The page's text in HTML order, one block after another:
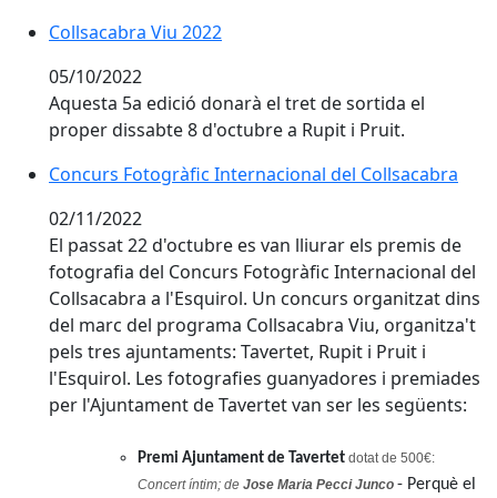
Collsacabra Viu 2022
Collsacabra Viu 2022
05/10/2022
Aquesta 5a edició donarà el tret de sortida el
proper dissabte 8 d'octubre a Rupit i Pruit.
Concurs Fotogràfic Internacional del Collsacabra
Concurs Fotogràfic Internacional del Collsacabra
02/11/2022
El passat 22 d'octubre es van lliurar els premis de
fotografia del Concurs Fotogràfic Internacional del
Collsacabra a l'Esquirol. Un concurs organitzat dins
del marc del programa Collsacabra Viu, organitza't
pels tres ajuntaments: Tavertet, Rupit i Pruit i
l'Esquirol. Les fotografies guanyadores i premiades
per l'Ajuntament de Tavertet van ser les següents:
Premi Ajuntament de Tavertet dotat de 500€:
Concert íntim; de Jose Maria Pecci Junco - Perquè el